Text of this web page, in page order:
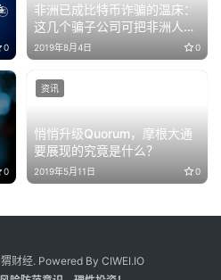
0
非洲已成比特币诈骗的温床：
这几个骗子公司可把非洲人民
坑苦了……
2019年8月4日 0
0
悄悄升级Quorum，摩根大通
要展现的究竟是什么？
2019年5月11日 0
资讯
财经. Powered By CIWEI.IO